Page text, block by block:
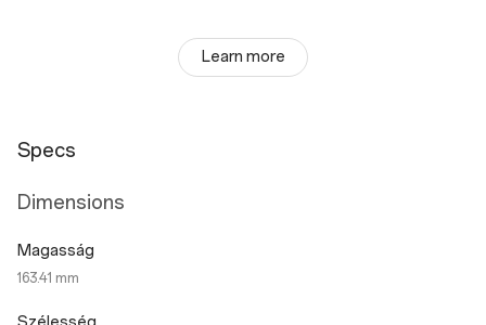
Learn more
Specs
Dimensions
Magasság
163.41 mm